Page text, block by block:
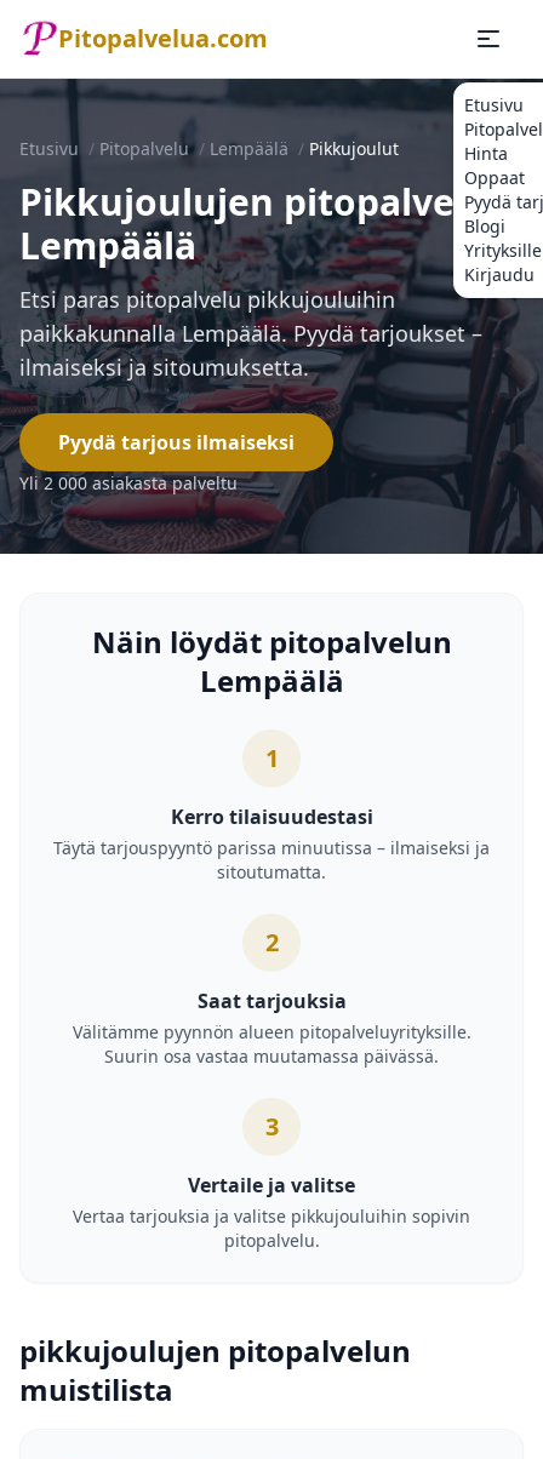
Pitopalvelua.com
Etusivu
Hinta
Oppaat
Pyydä
Blogi
Yrityksille
Kirjaudu
Etusivu / Pitopalvelu / Lempäälä / Pikkujoulut
Pikkujoulujen pitopalvelu
Lempäälä
Etsi paras pitopalvelu pikkujouluihin
paikkakunnalla Lempäälä. Pyydä tarjoukset –
ilmaiseksi ja sitoumuksetta.
Pyydä tarjous ilmaiseksi
Yli 2 000 asiakasta palveltu
Näin löydät pitopalvelun
Lempäälä
1
Kerro tilaisuudestasi
Täytä tarjouspyyntö parissa minuutissa – ilmaiseksi ja
sitoutumatta.
2
Saat tarjouksia
Välitämme pyynnön alueen pitopalveluyrityksille.
Suurin osa vastaa muutamassa päivässä.
3
Vertaile ja valitse
Vertaa tarjouksia ja valitse pikkujouluihin sopivin
pitopalvelu.
pikkujoulujen pitopalvelun
muistilista